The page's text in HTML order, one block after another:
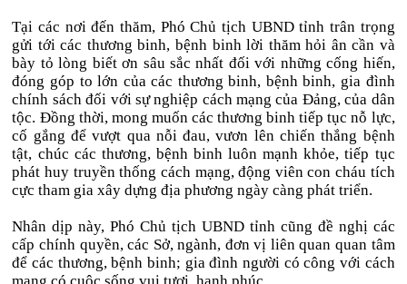
Tại các nơi đến thăm, Phó Chủ tịch UBND tỉnh trân trọng
gửi tới các thương binh, bệnh binh lời thăm hỏi ân cần và
bày tỏ lòng biết ơn sâu sắc nhất đối với những cống hiến,
đóng góp to lớn của các thương binh, bệnh binh, gia đình
chính sách đối với sự nghiệp cách mạng của Đảng, của dân
tộc. Đồng thời, mong muốn các thương binh tiếp tục nỗ lực,
cố gắng để vượt qua nỗi đau, vươn lên chiến thắng bệnh
tật, chúc các thương, bệnh binh luôn mạnh khỏe, tiếp tục
phát huy truyền thống cách mạng, động viên con cháu tích
cực tham gia xây dựng địa phương ngày càng phát triển.
Nhân dịp này, Phó Chủ tịch UBND tỉnh cũng đề nghị các
cấp chính quyền, các Sở, ngành, đơn vị liên quan quan tâm
để các thương, bệnh binh; gia đình người có công với cách